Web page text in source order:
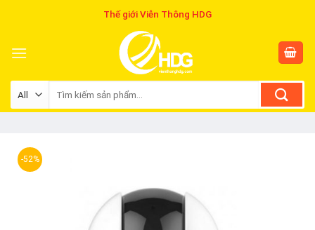
Thế giới Viễn Thông HDG
-52%